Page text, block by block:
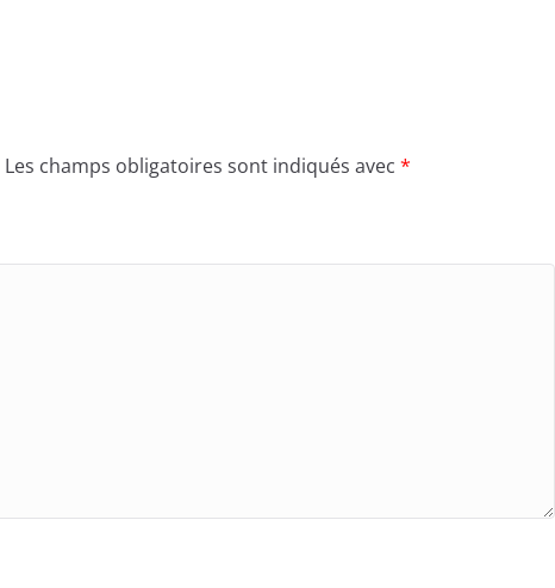
Les champs obligatoires sont indiqués avec *